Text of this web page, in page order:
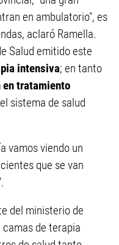
en ambulatorio", es
aclaró Ramella.
Salud emitido este
intensiva; en tanto
en tratamiento
sistema de salud
vamos viendo un
que se van
del ministerio de
de terapia